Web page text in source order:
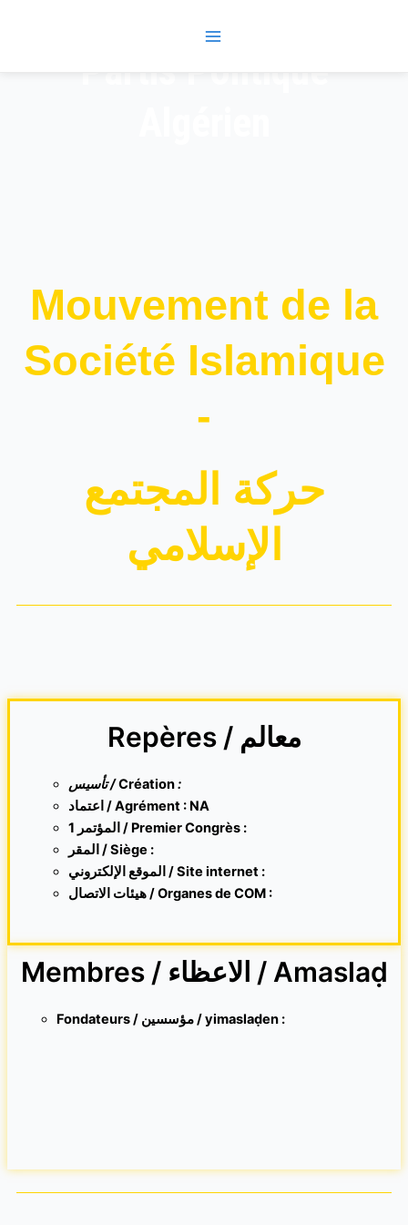
Mouvement de la
Société Islamique
-
حركة المجتمع
الإسلامي
Repères / معالم
تأسيس /Création:
اعتماد / Agrément : NA
1 المؤتمر / Premier Congrès :
المقر /Siège :
الموقع الإلكتروني /Site internet:
هيئات الاتصال / Organes de COM :
Membres / الاعظاء / Amaslaḍ
Fondateurs / مؤسسين / yimaslaḍen :